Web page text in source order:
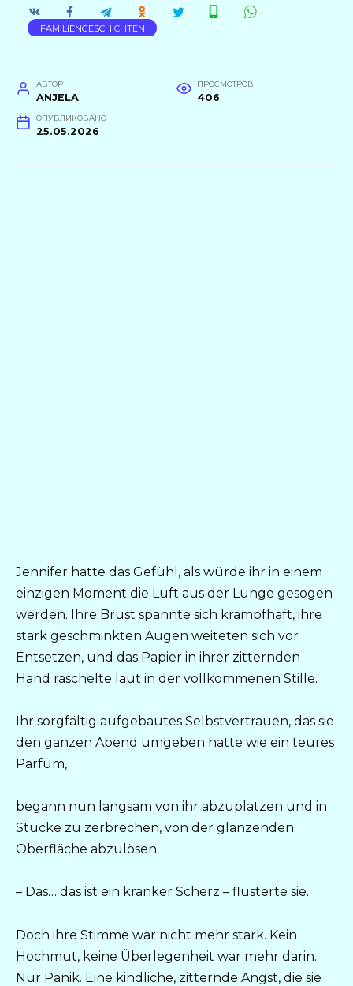
FAMILIENGESCHICHTEN
АВТОР
ANJELA
ПРОСМОТРОВ
406
ОПУБЛИКОВАНО
25.05.2026
Jennifer hatte das Gefühl, als würde ihr in einem
einzigen Moment die Luft aus der Lunge gesogen
werden. Ihre Brust spannte sich krampfhaft, ihre
stark geschminkten Augen weiteten sich vor
Entsetzen, und das Papier in ihrer zitternden
Hand raschelte laut in der vollkommenen Stille.
Ihr sorgfältig aufgebautes Selbstvertrauen, das sie
den ganzen Abend umgeben hatte wie ein teures
Parfüm,
begann nun langsam von ihr abzuplatzen und in
Stücke zu zerbrechen, von der glänzenden
Oberfläche abzulösen.
– Das… das ist ein kranker Scherz – flüsterte sie.
Doch ihre Stimme war nicht mehr stark. Kein
Hochmut, keine Überlegenheit war mehr darin.
Nur Panik. Eine kindliche, zitternde Angst, die sie